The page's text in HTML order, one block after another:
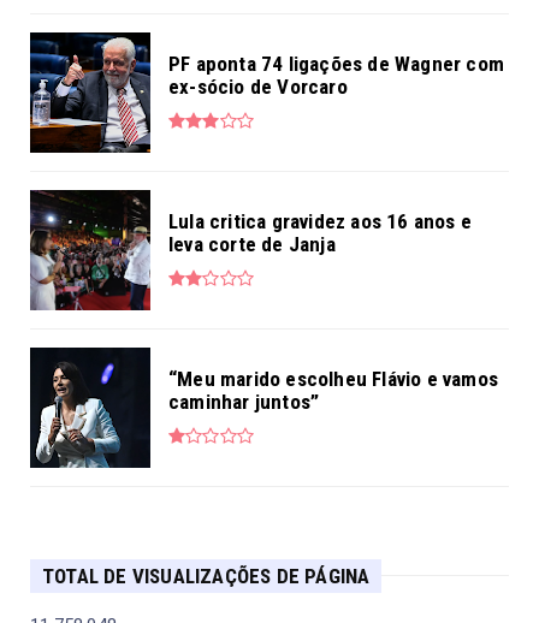
PF aponta 74 ligações de Wagner com
ex-sócio de Vorcaro
Lula critica gravidez aos 16 anos e
leva corte de Janja
“Meu marido escolheu Flávio e vamos
caminhar juntos”
TOTAL DE VISUALIZAÇÕES DE PÁGINA